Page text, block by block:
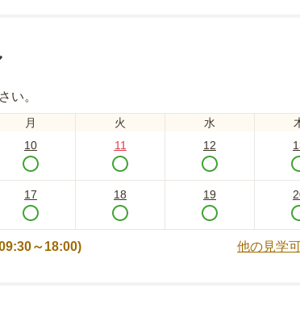
い。
月 火 水
10 11 12
17 18 19
～18:00) 他の見学